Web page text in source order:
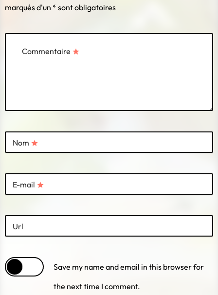
marqués d'un * sont obligatoires
Commentaire star
Nom star
E-mail star
Url
Save my name and email in this browser for
the next time I comment.